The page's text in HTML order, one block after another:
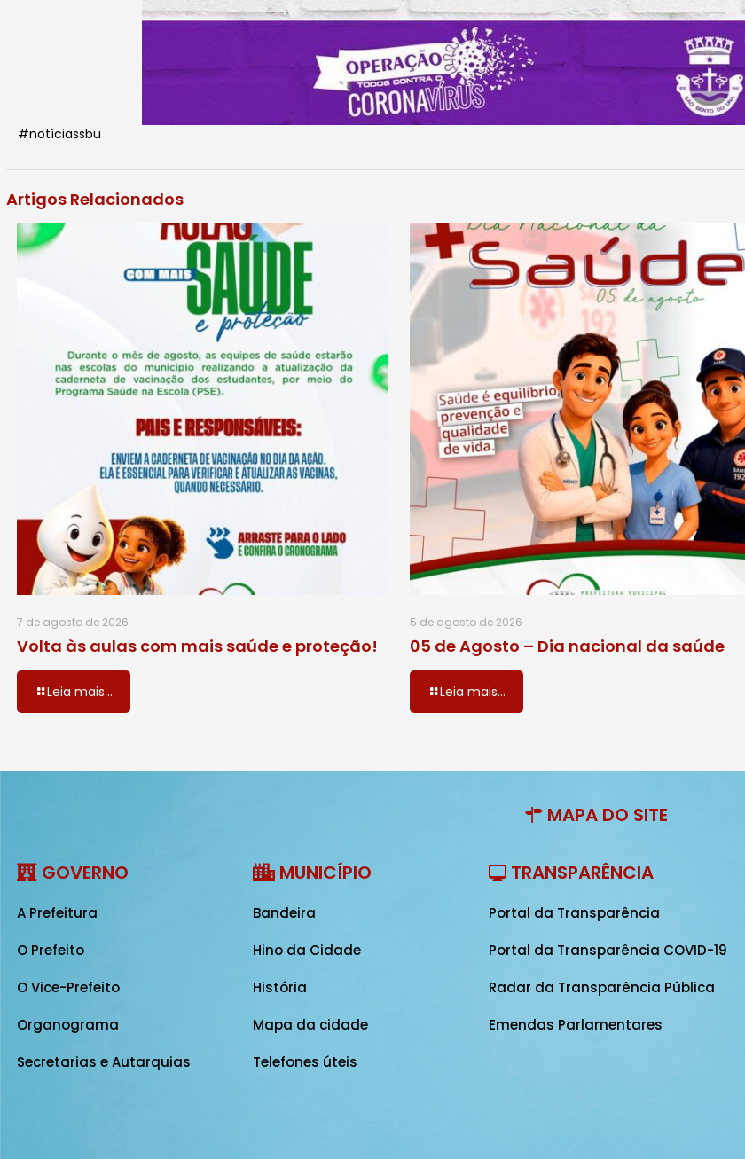
#notíciassbu
Artigos Relacionados
7 de agosto de 2026
Volta às aulas com mais saúde e proteção!
Leia mais...
5 de agosto de 2026
05 de Agosto – Dia nacional da saúde
Leia mais...
MAPA DO SITE
GOVERNO
A Prefeitura
O Prefeito
O Vice-Prefeito
Organograma
Secretarias e Autarquias
MUNICÍPIO
Bandeira
Hino da Cidade
História
Mapa da cidade
Telefones úteis
TRANSPARÊNCIA
Portal da Transparência
Portal da Transparência COVID-19
Radar da Transparência Pública
Emendas Parlamentares